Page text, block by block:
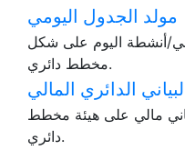
مولد الجدول اليومي
أنشطة اليوم على شكل
مخطط دائري.
الدائري المالي
مالي على هيئة مخطط
دائري.